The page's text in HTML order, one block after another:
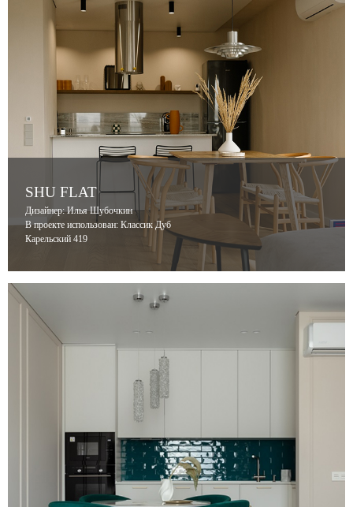
SHU FLAT
Дизайнер: Илья Шубочкин
В проекте использован: Классик Дуб
Карельский 419